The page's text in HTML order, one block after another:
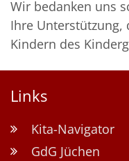
Wir bedanken uns
Ihre Unterstützung,
Kindern des
Links
Kita-Navigator
GdG Jüchen